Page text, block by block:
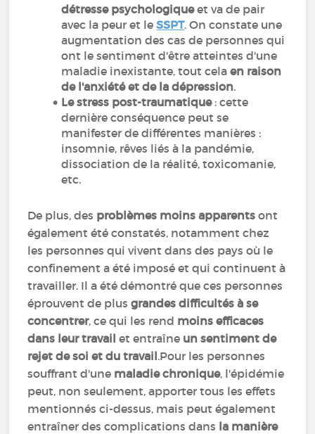
détresse psychologiqueet va de pair
avec la peur et leSSPT. On constate une
augmentation des cas de personnes qui
ont le sentiment d'être atteintes d'une
maladie inexistante, tout celaen raison
de l'anxiété et de la dépression.
Le stress post-traumatique : cette
dernière conséquence peut se
manifester de différentes manières :
insomnie, rêves liés à la pandémie,
dissociation de la réalité, toxicomanie,
etc.
De plus, des problèmes moins apparents ont
également été constatés, notamment chez
les personnes qui vivent dans des pays où le
confinement a été imposé et qui continuent à
travailler. Il a été démontré que ces personnes
éprouvent de plus grandes difficultés à se
concentrer, ce qui les rend moins efficaces
dans leur travail et entraîne un sentiment de
rejet de soi et du travail.Pour les personnes
souffrant d'une maladie chronique, l'épidémie
peut, non seulement, apporter tous les effets
mentionnés ci-dessus, mais peut également
entraîner des complications dans la manière